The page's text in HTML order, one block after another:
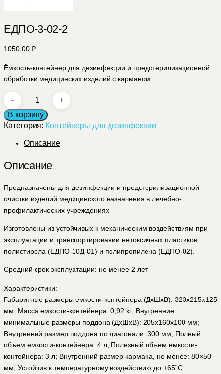
ЕДПО-3-02-2
1050,00 ₽
Ёмкость-контейнер для дезинфекции и предстерилизационной
обработки медицинских изделий с карманом
Количество
ЕДПО-3-
02-
В корзину
Категория: Контейнеры для дезинфекции
Описание
Описание
Предназначены для дезинфекции и предстерилизационной
очистки изделий медицинского назначения в лечебно-
профилактических учреждениях.
Изготовлены из устойчивых к механическим воздействиям при
эксплуатации и транспортировании нетоксичных пластиков:
полистирола (ЕДПО-10Д-01) и полипропилена (ЕДПО-02).
Средний срок эксплуатации: не менее 2 лет
Характеристики:
Габаритные размеры емкости-контейнера (ДхШхВ): 323х215х125
мм; Масса емкости-контейнера: 0,92 кг; Внутренние
минимальные размеры поддона (ДхШхВ): 205х160х100 мм;
Внутренний размер поддона по диагонали: 300 мм; Полный
объем емкости-контейнера: 4 л; Полезный объем емкости-
контейнера: 3 л; Внутренний размер кармана, не менее: 80×50
мм; Устойчив к температурному воздействию до +65˚С.